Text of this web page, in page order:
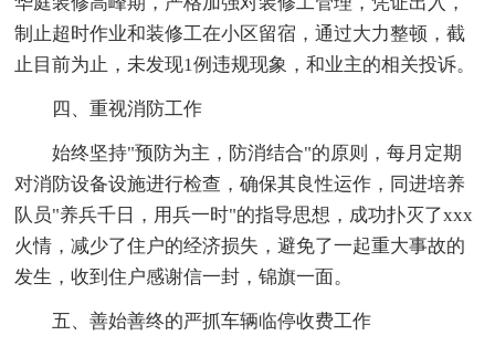
制止超时作业和装修工在小区留宿，通过大力整顿，截
止目前为止，未发现1例违规现象，和业主的相关投诉。
四、重视消防工作
始终坚持"预防为主，防消结合"的原则，每月定期
对消防设备设施进行检查，确保其良性运作，同进培养
队员"养兵千日，用兵一时"的指导思想，成功扑灭了xxx
火情，减少了住户的经济损失，避免了一起重大事故的
发生，收到住户感谢信一封，锦旗一面。
五、善始善终的严抓车辆临停收费工作